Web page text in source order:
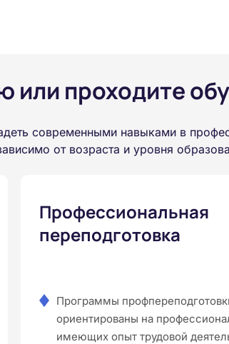
проходите
современными навыками в
от возраста и уровня
Профессиональная
переподготовка
Программы
ориентированы на
имеющих опыт трудовой